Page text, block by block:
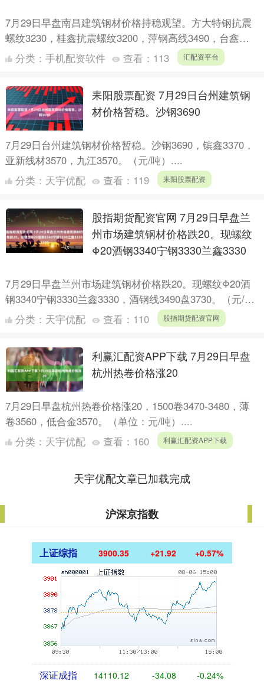
7月29日早盘南昌建筑钢材价格持稳观望。方大特钢抗震
螺纹3230，桂鑫抗震螺纹3200，萍钢高线3490，台鑫抗
震盘螺3460。（元/吨）....
分类： 手机配资软件 查看： 113 汇配资平台
耒阳股票配资 7月29日台州建筑钢
材价格暂稳。沙钢3690
7月29日台州建筑钢材价格暂稳。沙钢3690，镔鑫3370，
亚新线材3570，九江3570。（元/吨）....
分类： 天宇优配 查看： 119 耒阳股票配资
股指期货配资官网 7月29日早盘兰
州市场建筑钢材价格跌20。现螺纹
Φ20酒钢3340宁钢3330兰鑫3330
7月29日早盘兰州市场建筑钢材价格跌20。现螺纹Φ20酒
钢3340宁钢3330兰鑫3330，酒钢线3490盘3730。（元/
吨）....
分类： 天宇优配 查看： 110 股指期货配资官网
利赢汇配资APP下载 7月29日早盘
杭州热卷价格涨20
7月29日早盘杭州热卷价格涨20，1500卷3470-3480，薄
卷3560，低合金3570。（单位：元/吨）....
分类： 天宇优配 查看： 160 利赢汇配资APP下载
天宇优配文章已加载完成
沪深京指数
上证综指 3900.35 +21.92 +0.57%
深证成指 14110.12 -34.08 -0.24%